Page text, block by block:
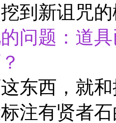
到新诅咒
问题：道
东西，就
注有贤者